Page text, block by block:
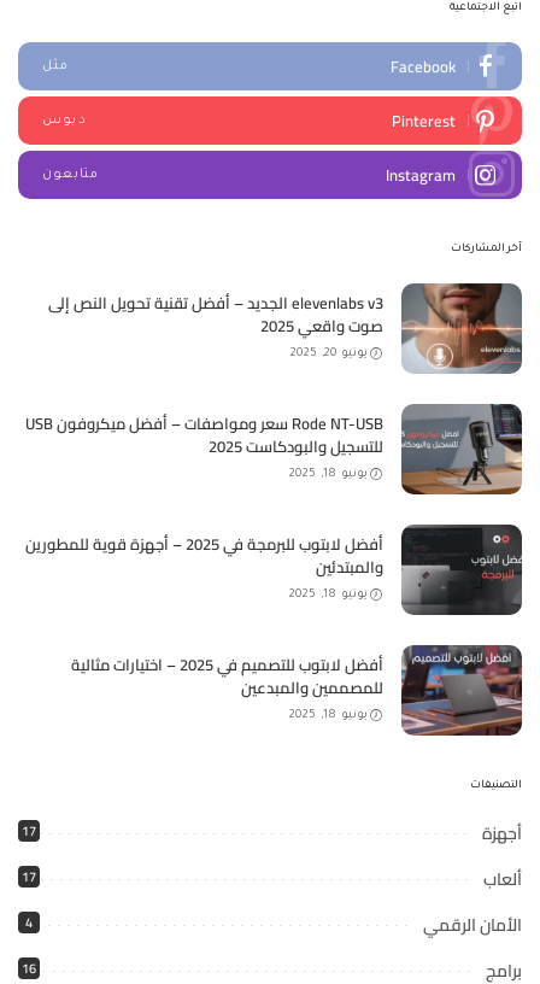
اتبع الاجتماعية
Facebook مثل
Pinterest دبوس
Instagram متابعون
آخر المشاركات
elevenlabs v3 الجديد – أفضل تقنية تحويل النص إلى
صوت واقعي 2025
يونيو 20, 2025
Rode NT-USB سعر ومواصفات – أفضل ميكروفون USB
للتسجيل والبودكاست 2025
يونيو 18, 2025
أفضل لابتوب للبرمجة في 2025 – أجهزة قوية للمطورين
والمبتدئين
يونيو 18, 2025
أفضل لابتوب للتصميم في 2025 – اختيارات مثالية
للمصممين والمبدعين
يونيو 18, 2025
التصنيفات
أجهزة 17
ألعاب 17
الأمان الرقمي 4
برامج 16